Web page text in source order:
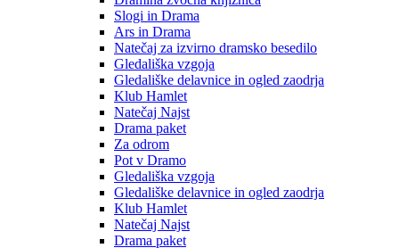
Slogi in Drama
Ars in Drama
Natečaj za izvirno dramsko besedilo
Gledališka vzgoja
Gledališke delavnice in ogled zaodrja
Klub Hamlet
Natečaj Najst
Drama paket
Za odrom
Pot v Dramo
Gledališka vzgoja
Gledališke delavnice in ogled zaodrja
Klub Hamlet
Natečaj Najst
Drama paket